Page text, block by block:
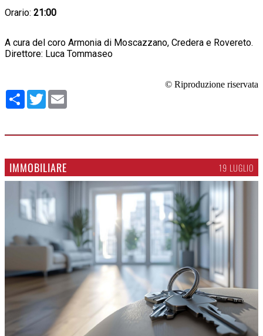
Orario: 21:00
A cura del coro Armonia di Moscazzano, Credera e Rovereto.
Direttore: Luca Tommaseo
© Riproduzione riservata
Condividi
Twitter
IMMOBILIARE 19 LUGLIO